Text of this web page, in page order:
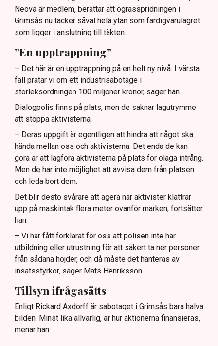
Neova är medlem, berättar att ogrässpridningen i
Grimsås nu täcker såväl hela ytan som färdigvarulagret
som ligger i anslutning till täkten.
”En upptrappning”
– Det här är en upptrappning på en helt ny nivå. I värsta
fall pratar vi om ett industrisabotage i
storleksordningen 100 miljoner kronor, säger han.
Dialogpolis finns på plats, men de saknar lagutrymme
att stoppa aktivisterna.
– Deras uppgift är egentligen att hindra att något ska
hända mellan oss och aktivisterna. Det enda de kan
göra är att lagföra aktivisterna på plats för olaga intrång.
Men de har inte möjlighet att avvisa dem från platsen
och leda bort dem.
Det blir desto svårare att agera när aktivister klättrar
upp på maskintak flera meter ovanför marken, fortsätter
han.
– Vi har fått förklarat för oss att polisen inte har
utbildning eller utrustning för att säkert ta ner personer
från sådana höjder, och då måste det hanteras av
insatsstyrkor, säger Mats Henriksson.
Tillsyn ifrågasätts
Enligt Rickard Axdorff är sabotaget i Grimsås bara halva
bilden. Minst lika allvarlig, är hur aktionerna finansieras,
menar han.